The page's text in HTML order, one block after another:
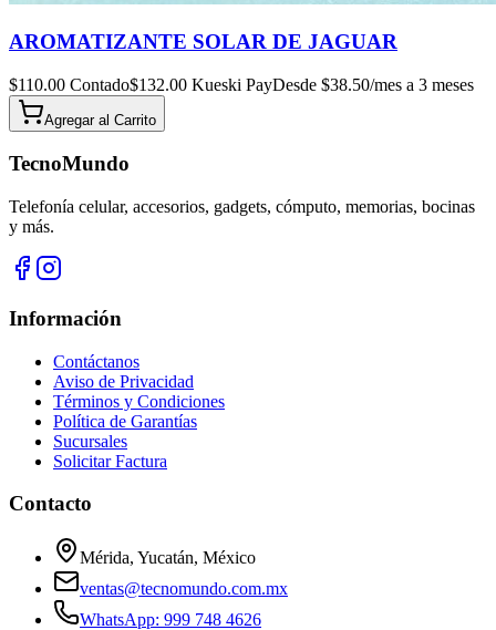
AROMATIZANTE SOLAR DE JAGUAR
$110.00 Contado$132.00 Kueski PayDesde $38.50/mes a 3 meses
Agregar al Carrito
TecnoMundo
Telefonía celular, accesorios, gadgets, cómputo, memorias, bocinas
y más.
Información
Contáctanos
Aviso de Privacidad
Términos y Condiciones
Política de Garantías
Sucursales
Solicitar Factura
Contacto
Mérida, Yucatán, México
ventas@tecnomundo.com.mx
WhatsApp: 999 748 4626